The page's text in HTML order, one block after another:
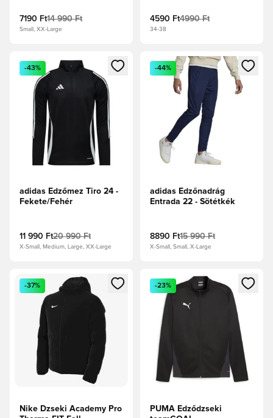
7190 Ft14 990 Ft
Small, XX-Large
4590 Ft4990 Ft
34-38
Megnyit egy modált a bejelentkezéshez vagy a tagként
-43%
adidas Edzőmez Tiro 24 -
Fekete/Fehér
11 990 Ft20 990 Ft
X-Small, Medium, Large, XX-Large
Megnyit egy modált a
-44%
adidas Edzőnadrág
Entrada 22 - Sötétkék
8890 Ft15 990 Ft
X-Small, Small, X-Large
Megnyit egy modált a bejelentkezéshez vagy a tagként
-37%
Nike Dzseki Academy Pro
Megnyit egy modált a
-23%
PUMA Edződzseki